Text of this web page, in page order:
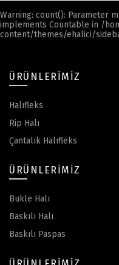
Warning: count(): Parameter
implements Countable in /
content/themes/ehalici/
ÜRÜNLERIMIZ
Halıfleks
Rip Halı
Çantalık Halıfleks
ÜRÜNLERIMIZ
Bukle Halı
Baskılı Halı
Baskılı Paspas